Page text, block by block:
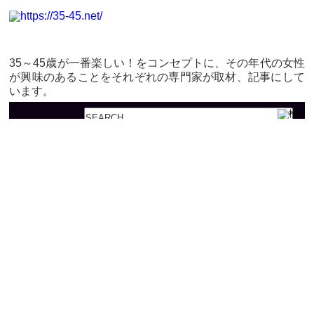
35～45歳が一番楽しい！をコンセプトに、その年代の女性
が興味のあることをそれぞれの専門家が取材、記事にして
います。